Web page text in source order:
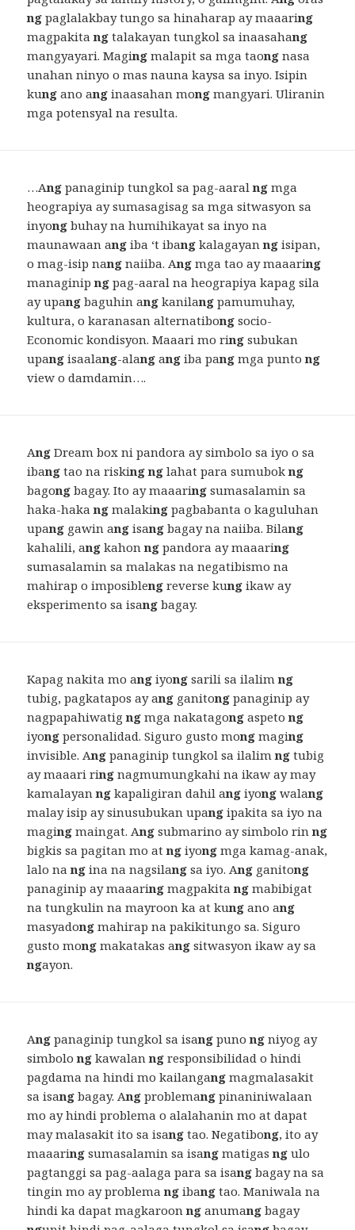
ng paglalakbay tungo sa hinaharap ay maaaring
magpakitang talakayan tungkol sa inaasahang
mangyayari. Maging malapit sa mga taong nasa
unahan ninyo o mas nauna kaysa sa inyo. Isipin
kung ano ang inaasahan mong mangyari. Uliranin
mga potensyal na resulta.
…Ang panaginip tungkol sa pag-aaralng mga
heograpiya ay sumasagisag sa mga sitwasyon sa
inyong buhay na humihikayat sa inyo na
maunawaan ang iba ‘t ibang kalagayanng isipan,
o mag-isip nang naiiba. Ang mga tao ay maaaring
managinipng pag-aaral na heograpiya kapag sila
ay upang baguhin ang kanilang pamumuhay,
kultura, o karanasan alternatibong socio-
Economic kondisyon. Maaari mo ring subukan
upang isaalang-alang ang iba pang mga puntong
view o damdamin….
Ang Dream box ni pandora ay simbolo sa iyo o sa
ibang tao na risking ng lahat para sumubokng
bagong bagay. Ito ay maaaring sumasalamin sa
haka-hakang malaking pagbabanta o kaguluhan
upang gawin ang isang bagay na naiiba. Bilang
kahalili, ang kahonng pandora ay maaaring
sumasalamin sa malakas na negatibismo na
mahirap o imposibleng reverse kung ikaw ay
eksperimento sa isang bagay.
Kapag nakita mo ang iyong sarili sa ilalimng
tubig, pagkatapos ay ang ganitong panaginip ay
nagpapahiwatigng mga nakatagong aspetong
iyong personalidad. Siguro gusto mong maging
invisible. Ang panaginip tungkol sa ilalimng tubig
ay maaari ring nagmumungkahi na ikaw ay may
kamalayanng kapaligiran dahil ang iyong walang
malay isip ay sinusubukan upang ipakita sa iyo na
maging maingat. Ang submarino ay simbolo rinng
bigkis sa pagitan mo atng iyong mga kamag-anak,
lalo nang ina na nagsilang sa iyo. Ang ganitong
panaginip ay maaaring magpakitang mabibigat
na tungkulin na mayroon ka at kung ano ang
masyadong mahirap na pakikitungo sa. Siguro
gusto mong makatakas ang sitwasyon ikaw ay sa
ngayon.
Ang panaginip tungkol sa isang punong niyog ay
simbolong kawalanng responsibilidad o hindi
pagdama na hindi mo kailangang magmalasakit
sa isang bagay. Ang problemang pinaniniwalaan
mo ay hindi problema o alalahanin mo at dapat
may malasakit ito sa isang tao. Negatibong, ito ay
maaaring sumasalamin sa isang matigasng ulo
pagtanggi sa pag-aalaga para sa isang bagay na sa
tingin mo ay problemang ibang tao. Maniwala na
hindi ka dapat magkaroonng anumang bagay